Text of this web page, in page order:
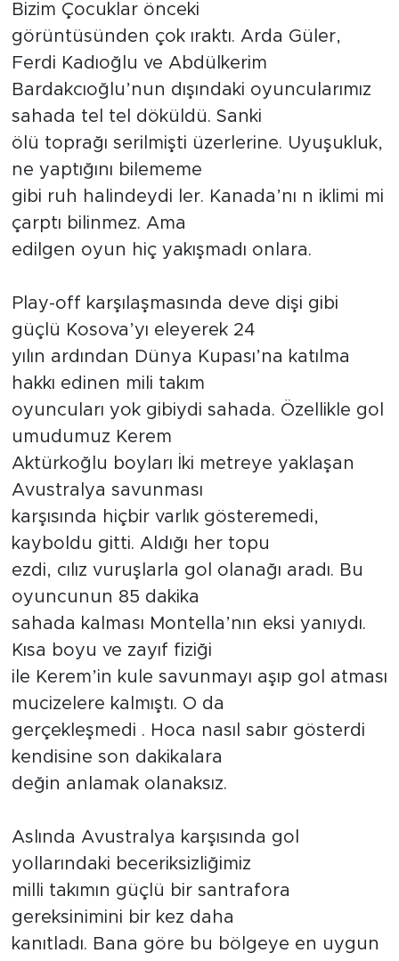
Bizim Çocuklar önceki
görüntüsünden çok ıraktı. Arda Güler,
Ferdi Kadıoğlu ve Abdülkerim
Bardakcıoğlu’nun dışındaki oyuncularımız
sahada tel tel döküldü. Sanki
ölü toprağı serilmişti üzerlerine. Uyuşukluk,
ne yaptığını bilememe
gibi ruh halindeydi ler. Kanada’nı n iklimi mi
çarptı bilinmez. Ama
edilgen oyun hiç yakışmadı onlara.
Play-off karşılaşmasında deve dişi gibi
güçlü Kosova’yı eleyerek 24
yılın ardından Dünya Kupası’na katılma
hakkı edinen mili takım
oyuncuları yok gibiydi sahada. Özellikle gol
umudumuz Kerem
Aktürkoğlu boyları İki metreye yaklaşan
Avustralya savunması
karşısında hiçbir varlık gösteremedi,
kayboldu gitti. Aldığı her topu
ezdi, cılız vuruşlarla gol olanağı aradı. Bu
oyuncunun 85 dakika
sahada kalması Montella’nın eksi yanıydı.
Kısa boyu ve zayıf fiziği
ile Kerem’in kule savunmayı aşıp gol atması
mucizelere kalmıştı. O da
gerçekleşmedi . Hoca nasıl sabır gösterdi
kendisine son dakikalara
değin anlamak olanaksız.
Aslında Avustralya karşısında gol
yollarındaki beceriksizliğimiz
milli takımın güçlü bir santrafora
gereksinimini bir kez daha
kanıtladı. Bana göre bu bölgeye en uygun